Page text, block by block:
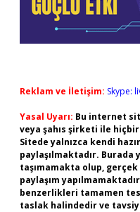
Reklam ve İletişim: Skype:
Yasal Uyarı: Bu internet
veya şahıs şirketi ile
Sitede yalnızca kendi
paylaşılmaktadır.
taşımamakta olup,
paylaşım
benzerlikleri tamamen
taslak halindedir ve